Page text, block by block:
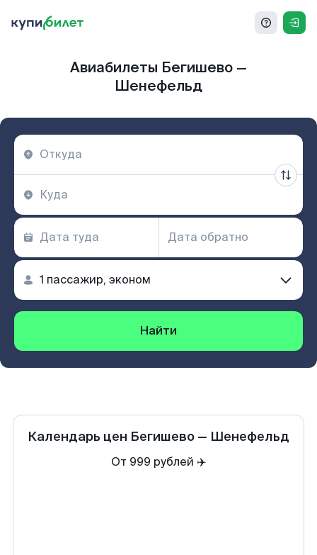
Авиабилеты Бегишево —
Шенефельд
Найти
Календарь цен Бегишево — Шенефельд
От 999 рублей ✈️